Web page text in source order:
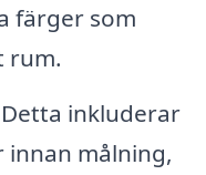
färger som
rum.
Detta inkluderar
målning,